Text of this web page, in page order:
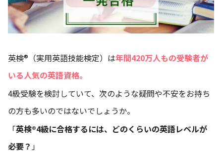
英検®（実用英語技能検定）は年間420万人もの受験者が
いる人気の英語資格。
4級受験を検討していて、次のような疑問や不安をお持ち
の方も多いのではないでしょうか。
「英検®4級に合格するには、どのくらいの英語レベルが
必要？ 」